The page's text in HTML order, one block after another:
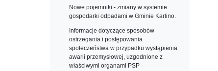
Nowe pojemniki - zmiany w systemie
gospodarki odpadami w Gminie Karlino.
Informacje dotyczące sposobów
ostrzegania i postępowania
społeczeństwa w przypadku wystąpienia
awarii przemysłowej, uzgodnione z
właściwymi organami PSP